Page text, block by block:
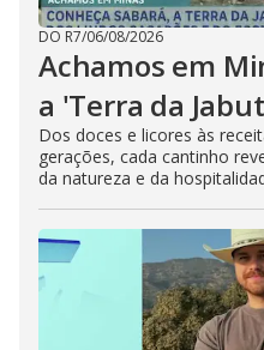
DO R7/06/08/2026
Achamos em
a 'Terra da
Dos doces e licores às
gerações, cada cantinho
da natureza e da